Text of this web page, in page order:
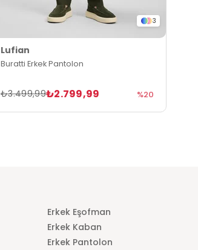
3
Lufian
Buratti Erkek Pantolon
₺2.799,99
₺3.499,99 %20
Erkek Eşofman
Erkek Kaban
Erkek Pantolon